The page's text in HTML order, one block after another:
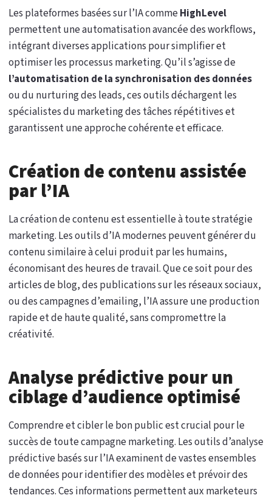
Les plateformes basées sur l’IA commeHighLevel
permettent une automatisation avancée des workflows,
intégrant diverses applications pour simplifier et
optimiser les processus marketing. Qu’il s’agisse de
l’automatisation de la synchronisation des données
ou du nurturing des leads, ces outils déchargent les
spécialistes du marketing des tâches répétitives et
garantissent une approche cohérente et efficace.
Création de contenu assistée
par l’IA
La création de contenu est essentielle à toute stratégie
marketing. Les outils d’IA modernes peuvent générer du
contenu similaire à celui produit par les humains,
économisant des heures de travail. Que ce soit pour des
articles de blog, des publications sur les réseaux sociaux,
ou des campagnes d’emailing, l’IA assure une production
rapide et de haute qualité, sans compromettre la
créativité.
Analyse prédictive pour un
ciblage d’audience optimisé
Comprendre et cibler le bon public est crucial pour le
succès de toute campagne marketing. Les outils d’analyse
prédictive basés sur l’IA examinent de vastes ensembles
de données pour identifier des modèles et prévoir des
tendances. Ces informations permettent aux marketeurs